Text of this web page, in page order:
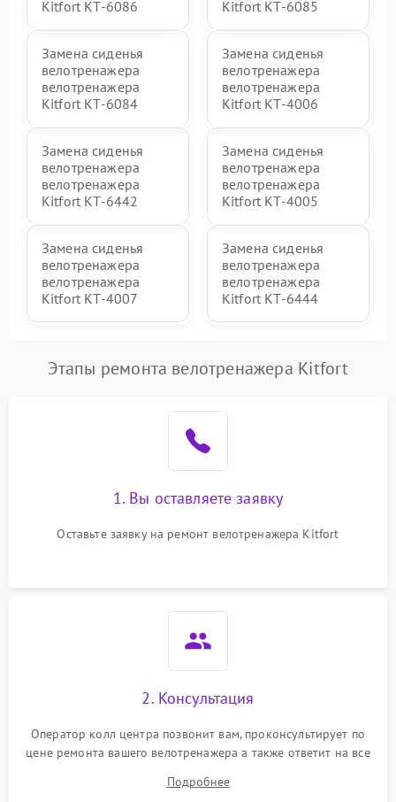
Kitfort КТ-6086
Kitfort КТ-6085
Замена сиденья
велотренажера
велотренажера
Kitfort КТ-6084
Замена сиденья
велотренажера
велотренажера
Kitfort КТ-4006
Замена сиденья
велотренажера
велотренажера
Kitfort КТ-6442
Замена сиденья
велотренажера
велотренажера
Kitfort КТ-4005
Замена сиденья
велотренажера
велотренажера
Kitfort КТ-4007
Замена сиденья
велотренажера
велотренажера
Kitfort КТ-6444
Этапы ремонта велотренажера Kitfort
1. Вы оставляете заявку
Оставьте заявку на ремонт велотренажера Kitfort
2. Консультация
Оператор колл центра позвонит вам, проконсультирует по
цене ремонта вашего велотренажера а также ответит на все
Подробнее